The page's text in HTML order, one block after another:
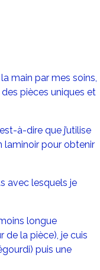
main par mes soins,
pièces uniques et
à-dire que j’utilise
laminoir pour obtenir
avec lesquels je
longue
de la pièce), je cuis
puis une